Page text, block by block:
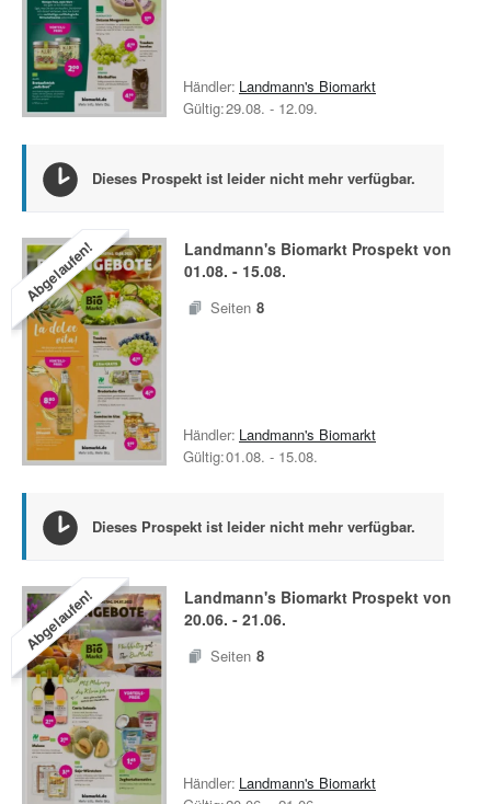
Gültig:29.08. - 12.09.
Händler: Landmann's Biomarkt
Dieses Prospekt ist leider nicht mehr verfügbar.
Abgelaufen! Landmann's Biomarkt Prospekt von
01.08. - 15.08.
Seiten 8
Gültig:01.08. - 15.08.
Händler: Landmann's Biomarkt
Dieses Prospekt ist leider nicht mehr verfügbar.
Abgelaufen! Landmann's Biomarkt Prospekt von
20.06. - 21.06.
Seiten 8
Händler: Landmann's Biomarkt